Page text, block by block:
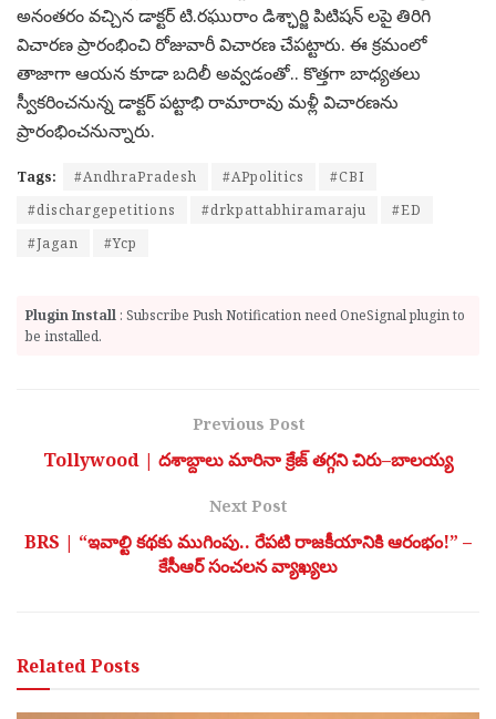
అనంతరం వచ్చిన డాక్టర్‌ టి.రఘురాం డిశ్ఛార్జి పిటిషన్‌ లపై తిరిగి
విచారణ ప్రారంభించి రోజువారీ విచారణ చేపట్టారు. ఈ క్రమంలో
తాజాగా ఆయన కూడా బదిలీ అవ్వడంతో.. కొత్తగా బాధ్యతలు
స్వీకరించనున్న డాక్టర్‌ పట్టాభి రామారావు మళ్లీ విచారణను
ప్రారంభించనున్నారు.
Tags: #AndhraPradesh #APpolitics
#CBI
#dischargepetitions
#drkpattabhiramaraju
#ED
#Jagan
#Ycp
Plugin Install : Subscribe Push Notification need OneSignal plugin to
be installed.
Previous Post
Tollywood | దశాబ్దాలు మారినా క్రేజ్ తగ్గని చిరు–బాలయ్య
Next Post
BRS | “ఇవాల్టి కథకు ముగింపు.. రేపటి రాజకీయానికి ఆరంభం!” –
కేసీఆర్ సంచలన వ్యాఖ్యలు
RelatedPosts